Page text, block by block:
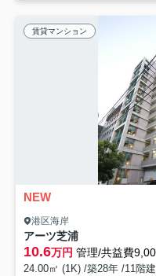
賃貸マンション
NEW
港区海岸
アーツ芝浦
10.6万円 管理/共益費
24.00㎡ (1K) /築28年 /11階建